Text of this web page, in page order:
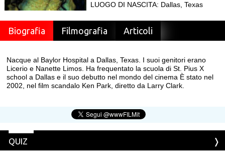
LUOGO DI NASCITA: Dallas, Texas
Biografia Filmografia Articoli
Nacque al Baylor Hospital a Dallas, Texas. I suoi genitori erano
Licerio e Nanette Limos. Ha frequentato la scuola di St. Pius X
school a Dallas e il suo debutto nel mondo del cinema È stato nel
2002, nel film scandalo Ken Park, diretto da Larry Clark.
QUIZ